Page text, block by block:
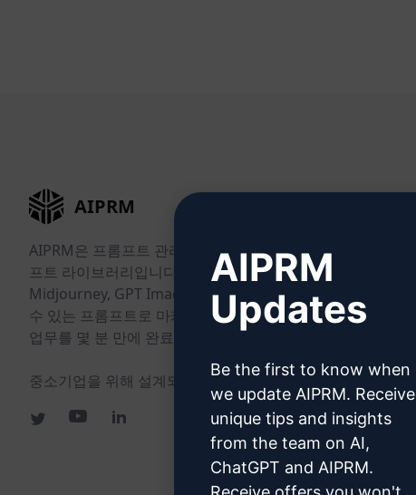
AIPRM
AIPRM은 프롬프트 관리 도구이자 커뮤니티 주도의 프롬
프트 라이브러리입니다. ChatGPT, Claude, Gemini,
Midjourney, GPT Image 등 다양한 도구에 바로 사용할
수 있는 프롬프트로 마케팅, 영업, 운영, 생산성, 고객 지원
업무를 몇 분 만에 완료하세요.
중소기업을 위해 설계되었습니다. 대기업도 신뢰합니다.
AIPRM
Updates
Be the first to know when
we update AIPRM. Receive
unique tips and insights
from the team on AI,
ChatGPT and AIPRM.